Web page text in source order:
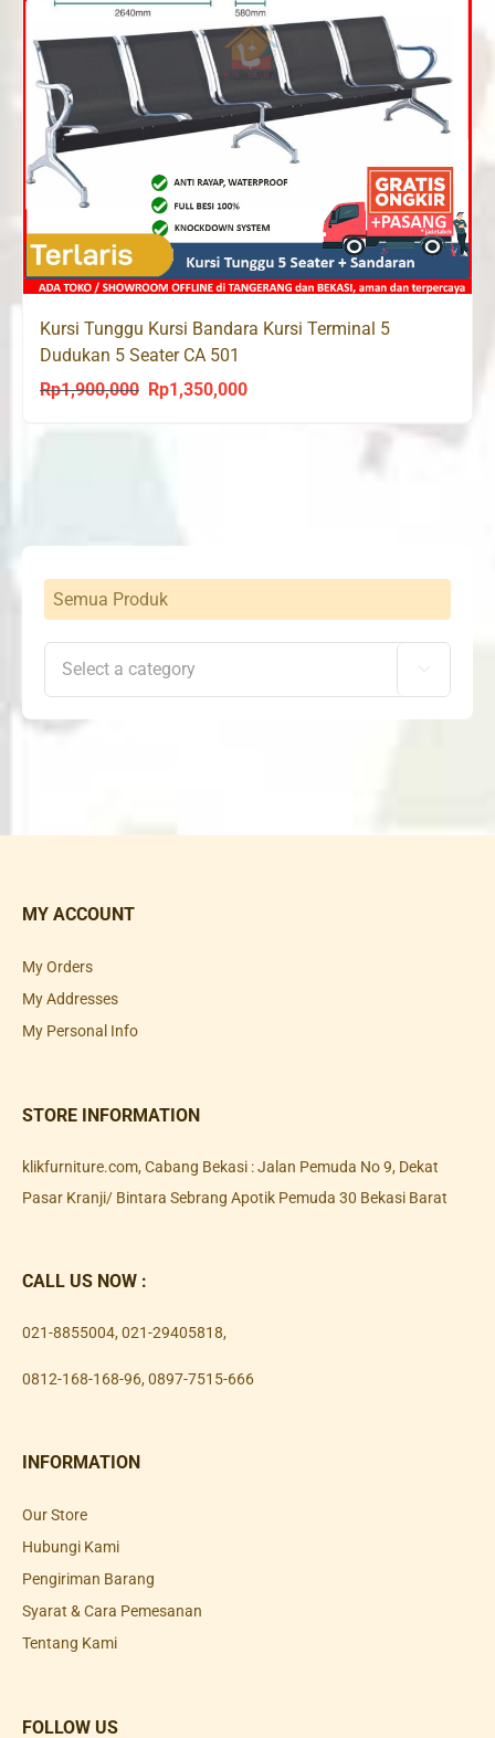
Kursi Tunggu Kursi Bandara Kursi Terminal 5
Dudukan 5 Seater CA 501
Rp1,900,000
Original
Rp1,350,000Current
Semua Produk

MY ACCOUNT
My Orders
My Addresses
My Personal Info
STORE INFORMATION
klikfurniture.com, Cabang Bekasi : Jalan Pemuda No 9, Dekat
Pasar Kranji/ Bintara Sebrang Apotik Pemuda 30 Bekasi Barat
CALL US NOW :
021-8855004, 021-29405818,
0812-168-168-96, 0897-7515-666
INFORMATION
Our Store
Hubungi Kami
Pengiriman Barang
Syarat & Cara Pemesanan
Tentang Kami
FOLLOW US